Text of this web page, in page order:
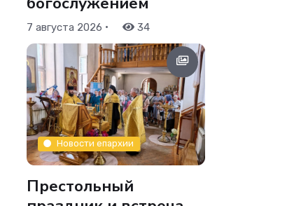
7 августа 2026 • 34
Новости епархии
Престольный